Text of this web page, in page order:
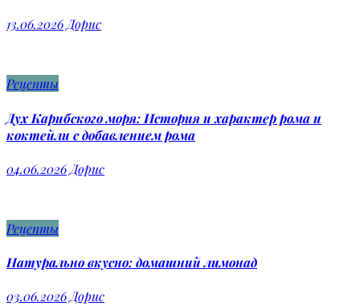
13.06.2026Дорис
Рецепты
Дух Карибского моря: История и характер рома и
коктейли с добавлением рома
04.06.2026 Дорис
Рецепты
Натурально вкусно: домашний лимонад
03.06.2026Дорис